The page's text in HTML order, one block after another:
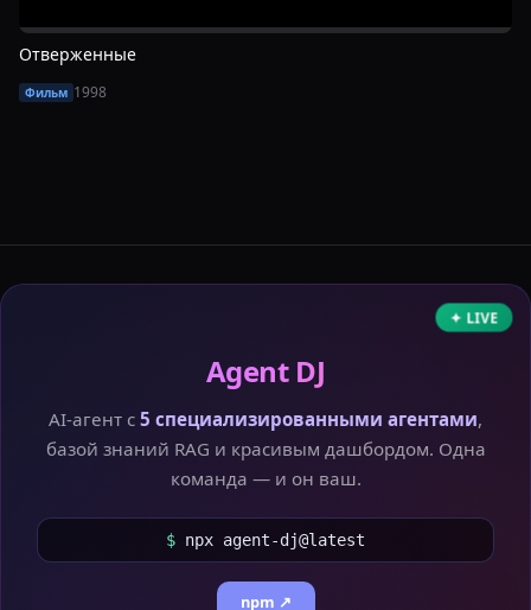
Отверженные
Фильм 1998
✦ LIVE
Agent DJ
AI-агент с 5 специализированными агентами,
базой знаний RAG и красивым дашбордом. Одна
команда — и он ваш.
$ npx agent-dj@latest
npm ↗